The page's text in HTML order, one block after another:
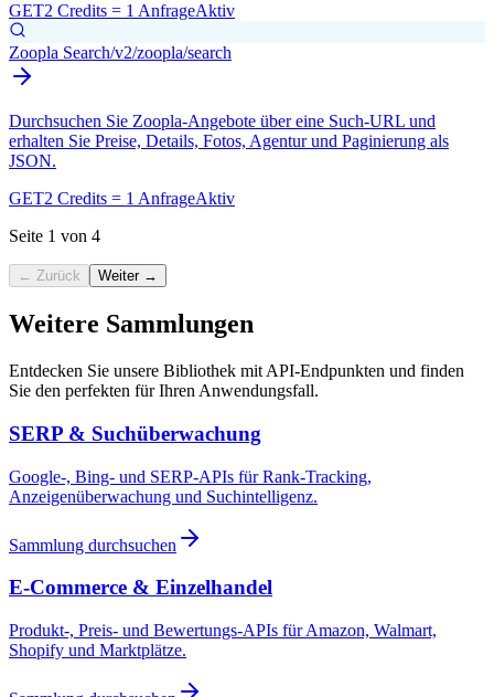
GET2 Credits = 1 AnfrageAktiv
Zoopla Search/v2/zoopla/search
Durchsuchen Sie Zoopla-Angebote über eine Such-URL und
erhalten Sie Preise, Details, Fotos, Agentur und Paginierung als
JSON.
GET2 Credits = 1 AnfrageAktiv
Seite 1 von 4
← Zurück Weiter →
Weitere Sammlungen
Entdecken Sie unsere Bibliothek mit API-Endpunkten und finden
Sie den perfekten für Ihren Anwendungsfall.
SERP & Suchüberwachung
Google-, Bing- und SERP-APIs für Rank-Tracking,
Anzeigenüberwachung und Suchintelligenz.
Sammlung durchsuchen
E-Commerce & Einzelhandel
Produkt-, Preis- und Bewertungs-APIs für Amazon, Walmart,
Shopify und Marktplätze.